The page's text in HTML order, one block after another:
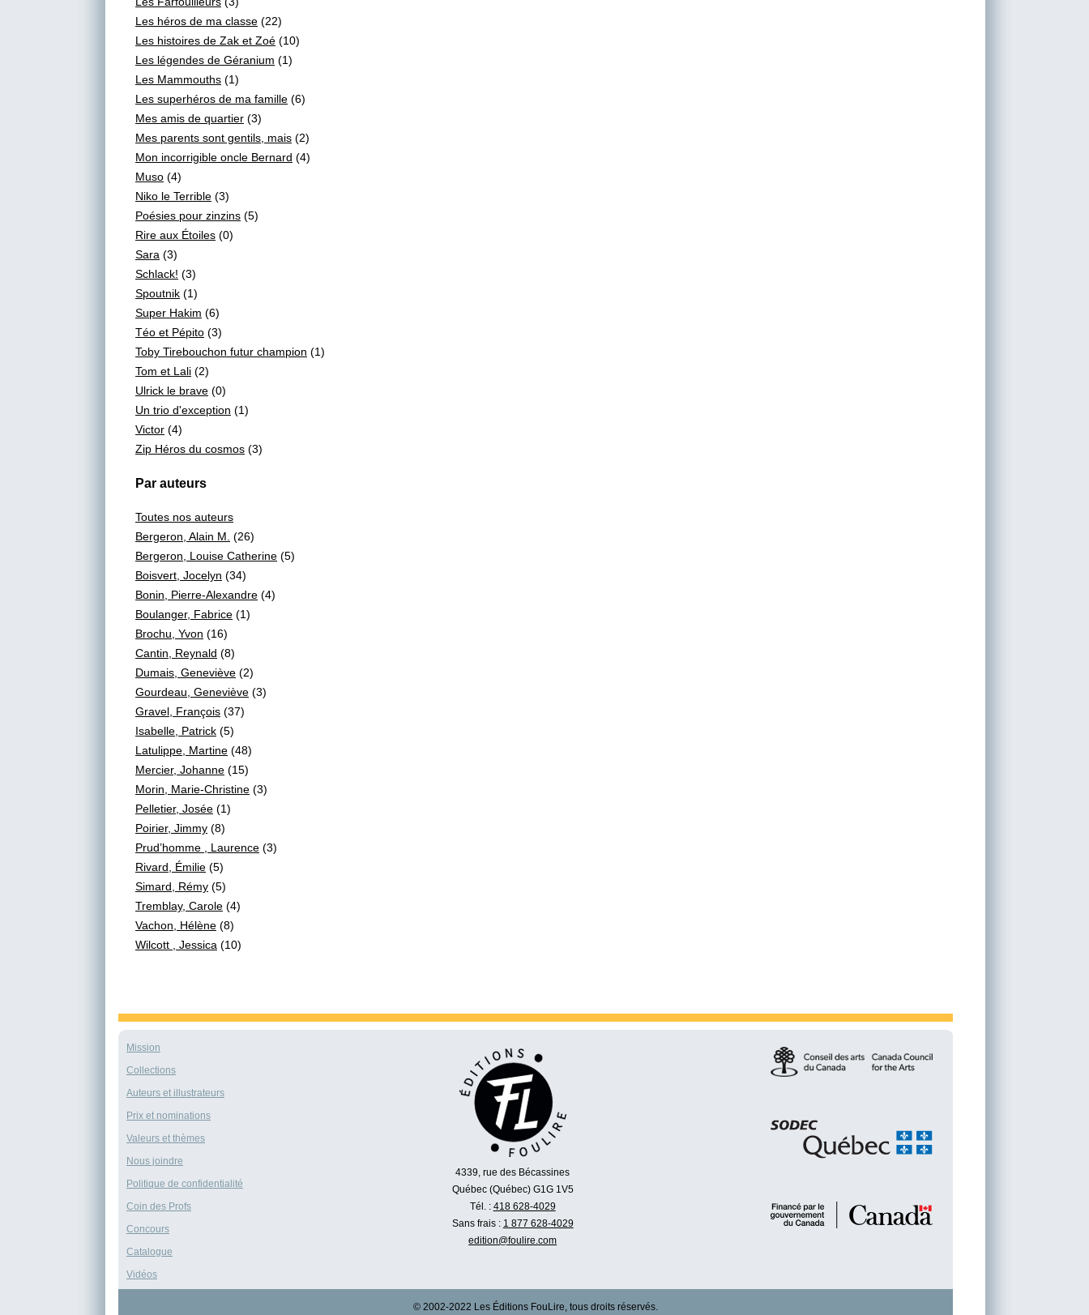
Les héros de ma classe (22)
Les histoires de Zak et Zoé (10)
Les légendes de Géranium (1)
Les Mammouths (1)
Les superhéros de ma famille (6)
Mes amis de quartier (3)
Mes parents sont gentils, mais (2)
Mon incorrigible oncle Bernard (4)
Muso (4)
Niko le Terrible (3)
Poésies pour zinzins (5)
Rire aux Étoiles (0)
Sara (3)
Schlack! (3)
Spoutnik (1)
Super Hakim (6)
Téo et Pépito (3)
Toby Tirebouchon futur champion (1)
Tom et Lali (2)
Ulrick le brave (0)
Un trio d'exception (1)
Victor (4)
Zip Héros du cosmos (3)
Par auteurs
Toutes nos auteurs
Bergeron, Alain M. (26)
Bergeron, Louise Catherine (5)
Boisvert, Jocelyn (34)
Bonin, Pierre-Alexandre (4)
Boulanger, Fabrice (1)
Brochu, Yvon (16)
Cantin, Reynald (8)
Dumais, Geneviève (2)
Gourdeau, Geneviève (3)
Gravel, François (37)
Isabelle, Patrick (5)
Latulippe, Martine (48)
Mercier, Johanne (15)
Morin, Marie-Christine (3)
Pelletier, Josée (1)
Poirier, Jimmy (8)
Prud’homme , Laurence (3)
Rivard, Émilie (5)
Simard, Rémy (5)
Tremblay, Carole (4)
Vachon, Hélène (8)
Wilcott , Jessica (10)
Mission
Collections
Auteurs et illustrateurs
Prix et nominations
Valeurs et thèmes
Nous joindre
Politique de confidentialité
Coin des Profs
Concours
Catalogue
Vidéos
4339, rue des Bécassines
Québec (Québec) G1G 1V5
Tél. : 418 628-4029
Sans frais : 1 877 628-4029
edition@foulire.com
© 2002-2022 Les Éditions FouLire, tous droits réservés.